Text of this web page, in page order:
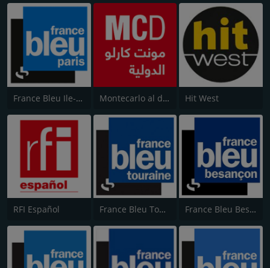
France Bleu Ile-de-France Montecarlo al doualiya (مونت كارلو الدولية) Hit West
RFI Español France Bleu Touraine France Bleu Besançon